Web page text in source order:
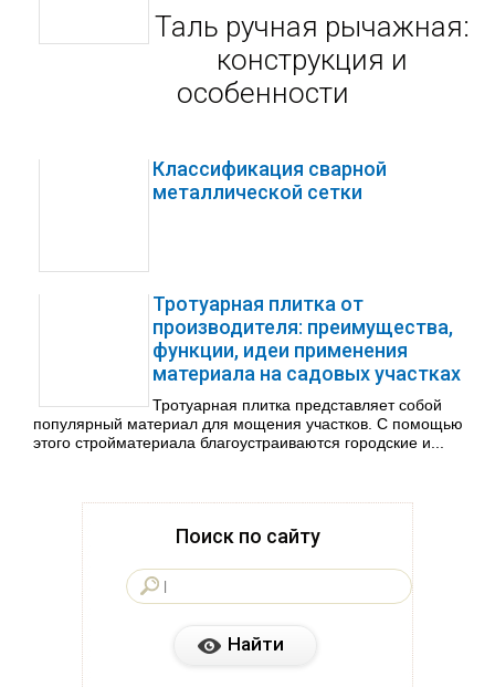
Таль ручная рычажная:
конструкция и
особенности
Классификация сварной
металлической сетки
Тротуарная плитка от
производителя: преимущества,
функции, идеи применения
материала на садовых участках
Тротуарная плитка представляет собой
популярный материал для мощения участков. С помощью
этого стройматериала благоустраиваются городские и...
Поиск по сайту